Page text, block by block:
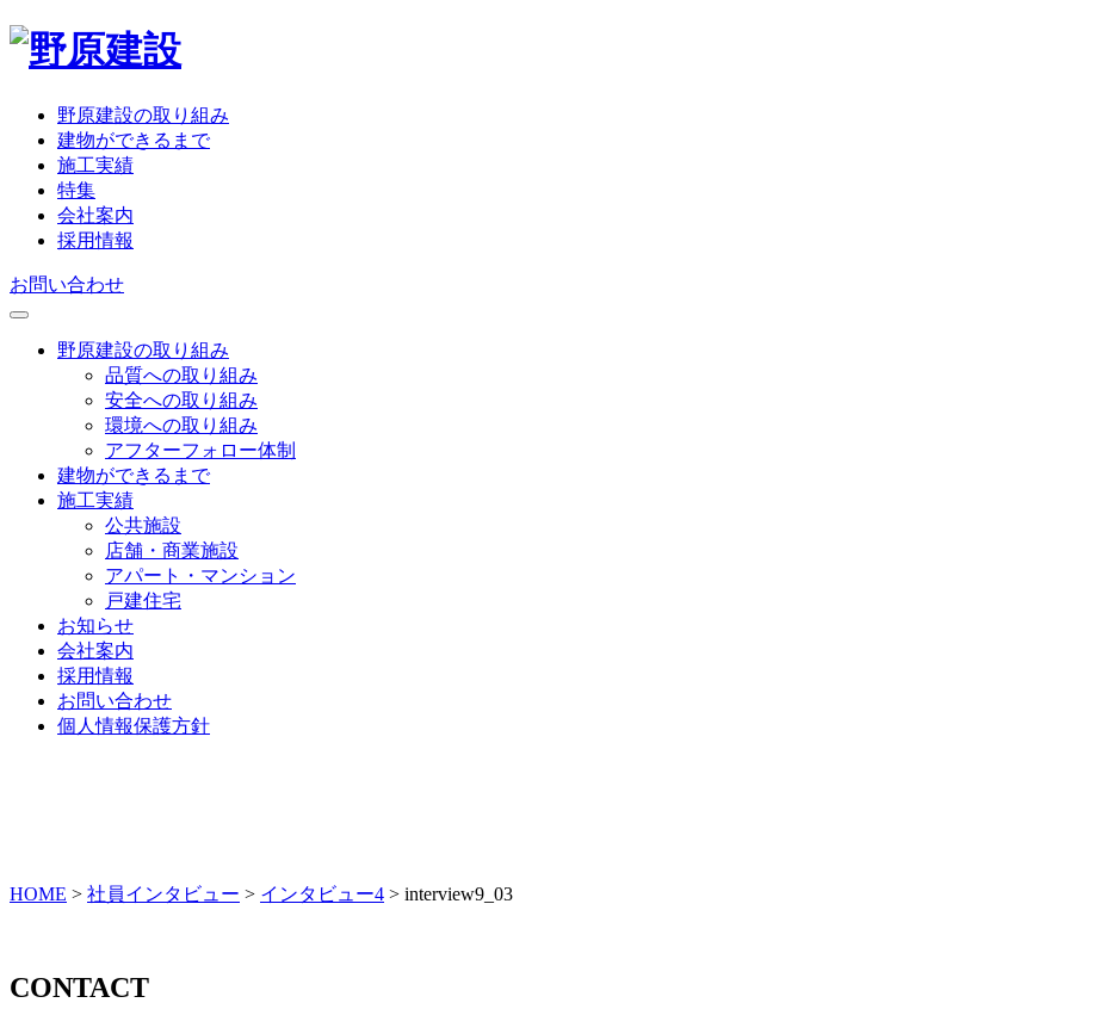
野原建設の取り組み
建物ができるまで
施工実績
特集
会社案内
採用情報
お問い合わせ
野原建設の取り組み
品質への取り組み
安全への取り組み
環境への取り組み
アフターフォロー体制
建物ができるまで
施工実績
公共施設
店舗・商業施設
アパート・マンション
戸建住宅
お知らせ
会社案内
採用情報
お問い合わせ
個人情報保護方針
HOME > 社員インタビュー > インタビュー4 > interview9_03
CONTACT